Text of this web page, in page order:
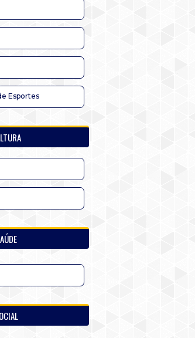
Esportes